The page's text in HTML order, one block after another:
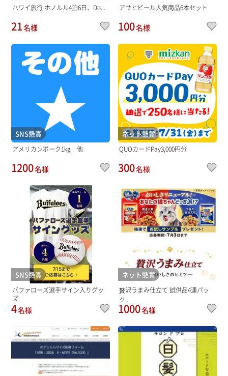
ハワイ旅行 ホノルル4泊6日、Do...
21名様
アサヒビール人気商品6本セット
100名様
SNS懸賞
アメリカンポーク1kg 他
1200名様
ネット懸賞
QUOカードPay3,000円分
300名様
SNS懸賞
バファローズ選手サイン入りグッ
ズ
4名様
ネット懸賞
贅沢うまみ仕立て 試供品4連パッ
ク...
1000名様